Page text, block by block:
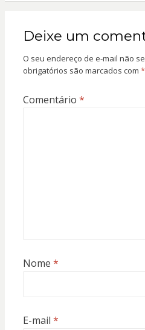
Deixe um
O seu endereço de e-mail não
obrigatórios são marcados com *
Comentário *
Nome *
E-mail *